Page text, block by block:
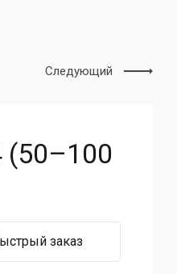
Следующий
заказ